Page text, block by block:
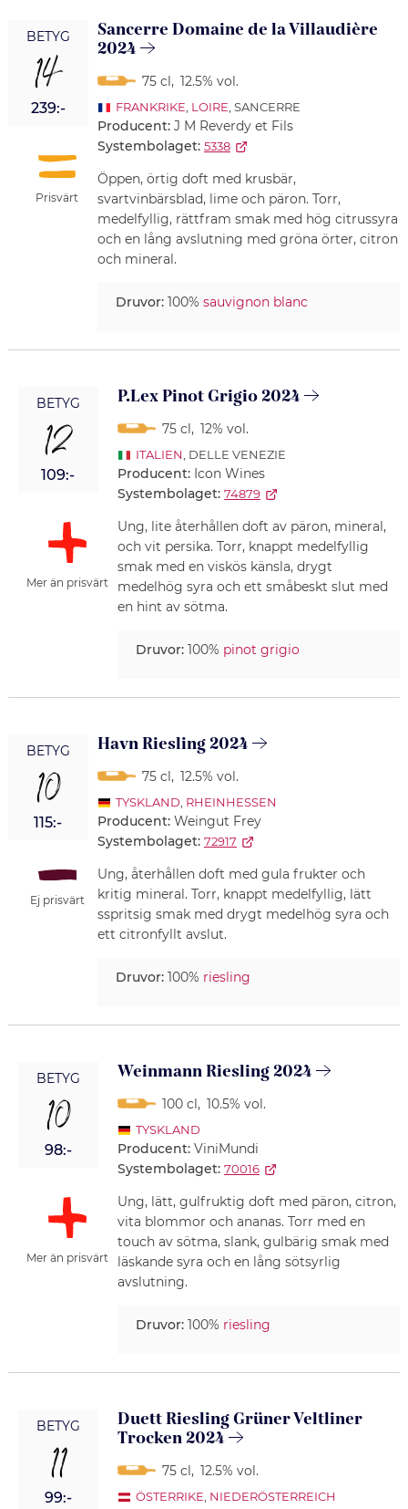
BETYG
14
239:-
Prisvärt
Sancerre Domaine de la Villaudière
2024
75 cl, 12.5% vol.
FRANKRIKE LOIRE , SANCERRE
Producent: J M Reverdy et Fils
Systembolaget: 5338
Öppen, örtig doft med krusbär,
svartvinbärsblad, lime och päron. Torr,
medelfyllig, rättfram smak med hög citrussyra
och en lång avslutning med gröna örter, citron
och mineral.
Druvor:100% sauvignon blanc
BETYG
12
109:-
Mer än prisvärt
P.Lex Pinot Grigio 2024
75 cl, 12% vol.
ITALIEN , DELLE VENEZIE
Producent: Icon Wines
Systembolaget: 74879
Ung, lite återhållen doft av päron, mineral,
och vit persika. Torr, knappt medelfyllig
smak med en viskös känsla, drygt
medelhög syra och ett småbeskt slut med
en hint av sötma.
Druvor:100% pinot grigio
BETYG
10
115:-
Ej prisvärt
Havn Riesling 2024
75 cl, 12.5% vol.
TYSKLAND RHEINHESSEN
Producent: Weingut Frey
Systembolaget: 72917
Ung, återhållen doft med gula frukter och
kritig mineral. Torr, knappt medelfyllig, lätt
sspritsig smak med drygt medelhög syra och
ett citronfyllt avslut.
Druvor:100% riesling
BETYG
10
98:-
Mer än prisvärt
Weinmann Riesling 2024
100 cl, 10.5% vol.
TYSKLAND
Producent: ViniMundi
Systembolaget: 70016
Ung, lätt, gulfruktig doft med päron, citron,
vita blommor och ananas. Torr med en
touch av sötma, slank, gulbärig smak med
läskande syra och en lång sötsyrlig
avslutning.
Druvor:100% riesling
BETYG
11
99:-
Duett Riesling Grüner Veltliner
Trocken 2024
75 cl, 12.5% vol.
ÖSTERRIKE NIEDERÖSTERREICH